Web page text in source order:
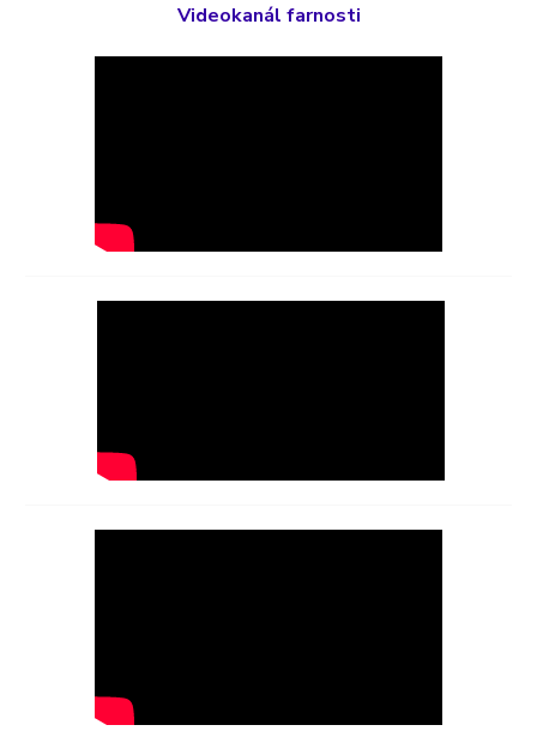
Videokanál farnosti